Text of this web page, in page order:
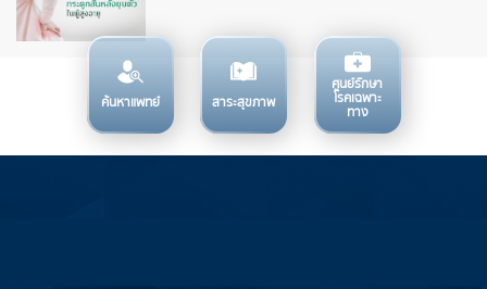
ค้นหาแพทย์ สาระสุขภาพ
ศูนย์รักษา
โรคเฉพาะ
ทาง